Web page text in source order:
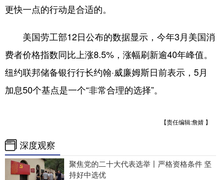
山东 河南
陕西 甘肃 青海 宁夏
新疆 内蒙古 黑龙江
English
Русский язык 日本語 한국어
更快一点的行动是合适的。
美国劳工部12日公布的数据显示，今年3月美国消
费者价格指数同比上涨8.5%，涨幅刷新逾40年峰值。
纽约联邦储备银行行长约翰·威廉姆斯日前表示，5月
加息50个基点是一个“非常合理的选择”。
【责任编辑:詹婧 】
深度观察
聚焦党的二十大代表选举丨严格资格条件 坚
持好中选优